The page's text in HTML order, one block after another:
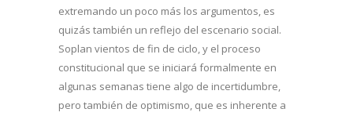
extremando un poco más los argumentos, es
quizás también un reflejo del escenario social.
Soplan vientos de fin de ciclo, y el proceso
constitucional que se iniciará formalmente en
algunas semanas tiene algo de incertidumbre,
pero también de optimismo, que es inherente a